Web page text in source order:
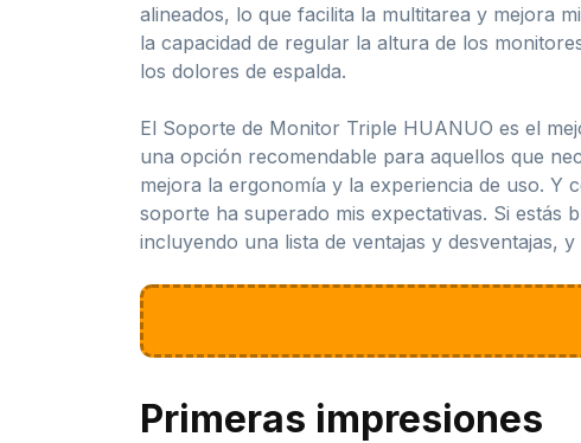
alineados, lo que facilita la multitarea y mejora
la capacidad de regular la altura de los
los dolores de espalda.
El Soporte de Monitor Triple HUANUO es el
una opción recomendable para aquellos que
mejora la ergonomía y la experiencia de uso.
soporte ha superado mis expectativas. Si
incluyendo una lista de ventajas y desventajas,
Primeras impresiones